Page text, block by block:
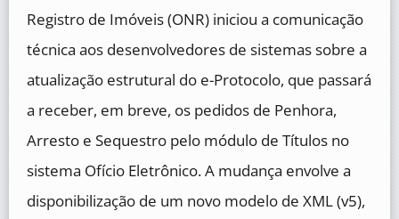
Registro de Imóveis (ONR) iniciou a comunicação
técnica aos desenvolvedores de sistemas sobre a
atualização estrutural do e-Protocolo, que passará
a receber, em breve, os pedidos de Penhora,
Arresto e Sequestro pelo módulo de Títulos no
sistema Ofício Eletrônico. A mudança envolve a
disponibilização de um novo modelo de XML (v5),